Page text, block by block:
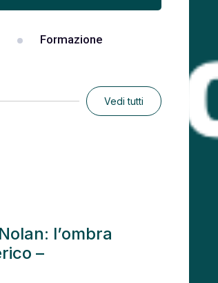
Formazione
Vedi tutti
l’ombra
–